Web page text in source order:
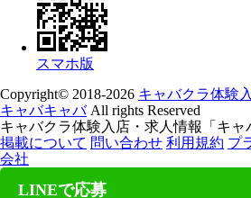
スマホ版
Copyright© 2018-2026 キャバクラ体験
キャバキャバAll rights Reserved
キャバクラ体験入店・求人情報「キャ
掲載について 問い合わせ 利用規約 プ
会社
LINEで応募